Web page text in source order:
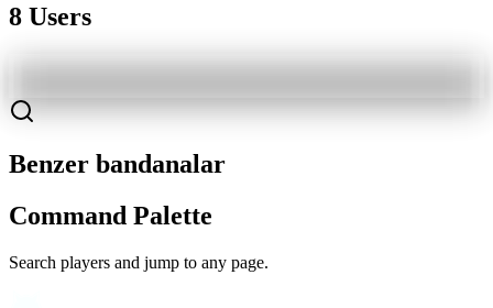
8 Users
Benzer bandanalar
Command Palette
Search players and jump to any page.